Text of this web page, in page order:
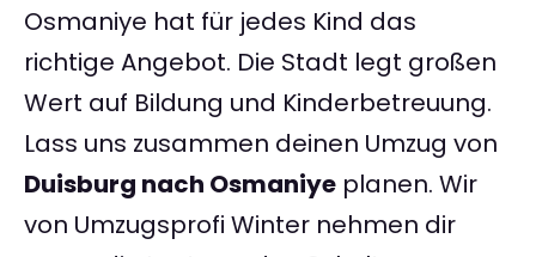
Osmaniye hat für jedes Kind das
richtige Angebot. Die Stadt legt großen
Wert auf Bildung und Kinderbetreuung.
Lass uns zusammen deinen Umzug von
Duisburg nach Osmaniye planen. Wir
von Umzugsprofi Winter nehmen dir